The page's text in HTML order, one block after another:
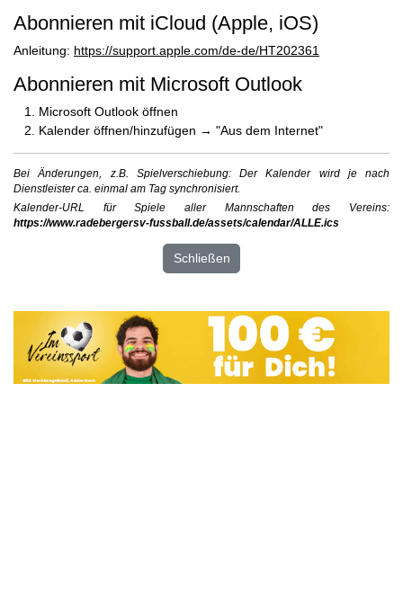
Abonnieren mit iCloud (Apple, iOS)
Anleitung: https://support.apple.com/de-de/HT202361
Abonnieren mit Microsoft Outlook
Microsoft Outlook öffnen
Kalender öffnen/hinzufügen → "Aus dem Internet"
Bei Änderungen, z.B. Spielverschiebung: Der Kalender wird je nach
Dienstleister ca. einmal am Tag synchronisiert.
Kalender-URL für Spiele aller Mannschaften des Vereins:
https://www.radebergersv-fussball.de/assets/calendar/ALLE.ics
Schließen